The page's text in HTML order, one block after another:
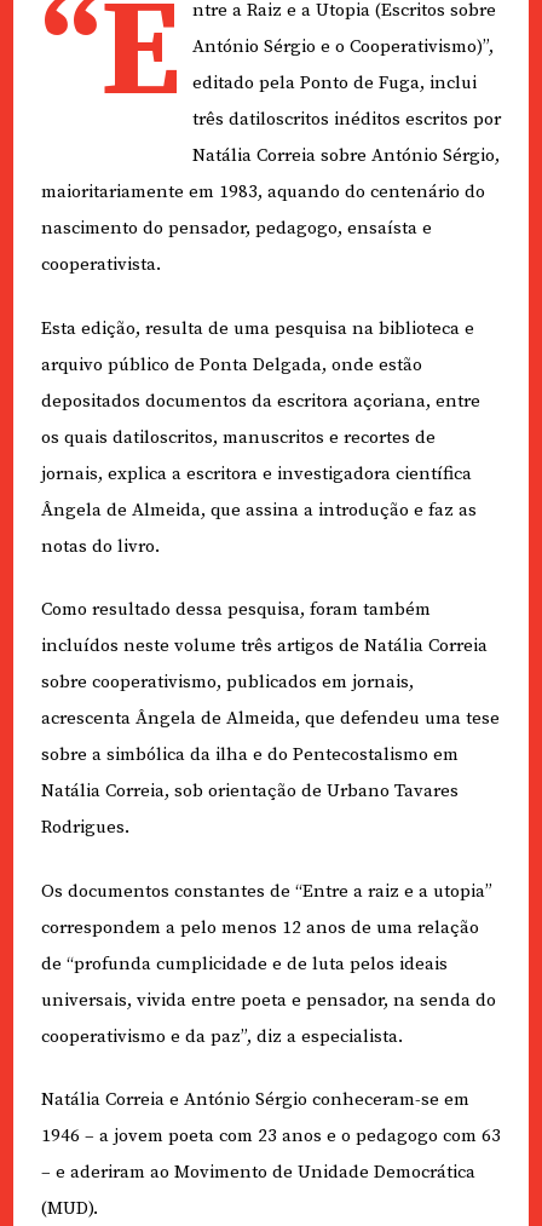
“E
ntre a Raiz e a Utopia (Escritos sobre
António Sérgio e o Cooperativismo)”,
editado pela Ponto de Fuga, inclui
três datiloscritos inéditos escritos por
Natália Correia sobre António Sérgio,
maioritariamente em 1983, aquando do centenário do
nascimento do pensador, pedagogo, ensaísta e
cooperativista.
Esta edição, resulta de uma pesquisa na biblioteca e
arquivo público de Ponta Delgada, onde estão
depositados documentos da escritora açoriana, entre
os quais datiloscritos, manuscritos e recortes de
jornais, explica a escritora e investigadora científica
Ângela de Almeida, que assina a introdução e faz as
notas do livro.
Como resultado dessa pesquisa, foram também
incluídos neste volume três artigos de Natália Correia
sobre cooperativismo, publicados em jornais,
acrescenta Ângela de Almeida, que defendeu uma tese
sobre a simbólica da ilha e do Pentecostalismo em
Natália Correia, sob orientação de Urbano Tavares
Rodrigues.
Os documentos constantes de “Entre a raiz e a utopia”
correspondem a pelo menos 12 anos de uma relação
de “profunda cumplicidade e de luta pelos ideais
universais, vivida entre poeta e pensador, na senda do
cooperativismo e da paz”, diz a especialista.
Natália Correia e António Sérgio conheceram-se em
1946 – a jovem poeta com 23 anos e o pedagogo com 63
– e aderiram ao Movimento de Unidade Democrática
(MUD).